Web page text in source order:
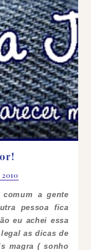
comum a gente
pessoa fica
eu achei essa
as dicas de
magra ( sonho